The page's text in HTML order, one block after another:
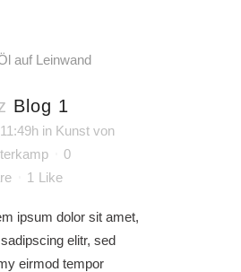
Blog 1
in Kunst von
0
1 Like
ipsum dolor sit amet,
elitr, sed
eirmod tempor